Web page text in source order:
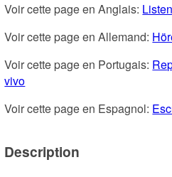
Voir cette page en Anglais:
Voir cette page en Allemand:
Voir cette page en Portugais:
vivo
Voir cette page en Espagnol:
Description